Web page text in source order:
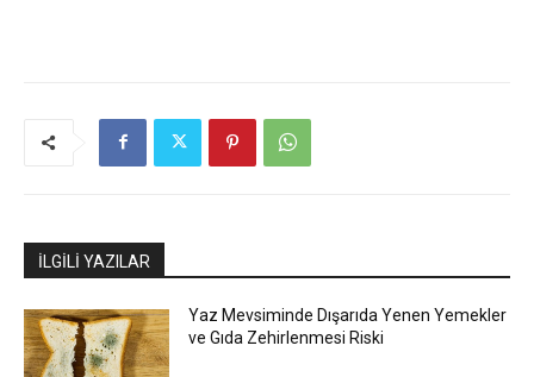
İLGİLİ YAZILAR
Yaz Mevsiminde Dışarıda Yenen Yemekler
ve Gıda Zehirlenmesi Riski